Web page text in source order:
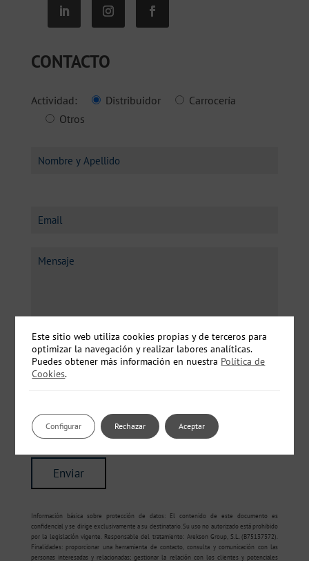
CONTACTO
Actividad: Distribuidor
Carrocería
Otros
He leído y acepto elAviso Legaly la
de Privacidad.
Información básica sobre protección de datos: El contenido de este documento es
confidencial y se dirige exclusivamente a su destinatario. Su uso no autorizado está prohibido
por la legislación vigente. Responsable del tratamiento: Arekson Group, S.L. (B75137372).
Finalidades: proporcionar una herramienta de contacto, consulta y comunicación con las
personas interesadas y relacionadas; gestionar la relación con los clientes y potenciales
Este sitio web utiliza cookies propias y de terceros para
optimizar la navegación y realizar labores analíticas.
Puedes obtener más información en nuestra Política de
Cookies.
Aceptar
Rechazar
Configurar